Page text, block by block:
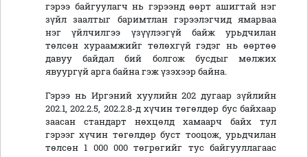
гэрээ байгуулагч нь гэрээнд өөрт ашигтай нэг
зүйл заалтыг баримтлан гэрээлэгчид ямарваа
нэг үйлчилгээ үзүүлээгүй байж урьдчилан
төлсөн хураамжийг төлөхгүй гэдэг нь өөртөө
давуу байдал бий болгож бусдыг мөлжих
явуургүй арга байна гэж үзэхээр байна.
Гэрээ нь Иргэний хуулийн 202 дугаар зүйлийн
202.1, 202.2.5, 202.2.8-д хүчин төгөлдөр бус байхаар
заасан стандарт нөхцөлд хамаарч байх тул
гэрээг хүчин төгөлдөр буст тооцож, урьдчилан
төлсөн 1 000 000 төгрөгийг тус байгууллагаас